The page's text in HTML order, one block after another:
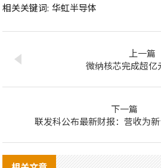
相关关键词: 华虹半导体
上一篇
微纳核芯完成超亿
下一篇
联发科公布最新财报：营收为